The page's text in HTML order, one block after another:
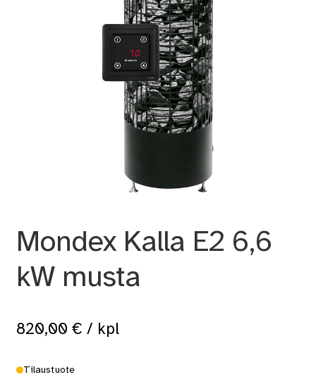
Mondex Kalla E2 6,6
kW musta
820,00 € / kpl
Tilaustuote